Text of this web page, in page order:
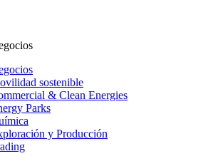
sostenible
& Clean Energies
Parks
y Producción